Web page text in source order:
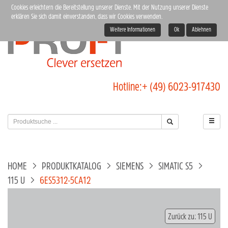
Hotline:+ (49) 6023-917430
HOME PRODUKTKATALOG SIEMENS
SIMATIC S5
115 U
6ES5312-5CA12
Zurück zu: 115 U
Cookies erleichtern die Bereitstellung unserer Dienste. Mit der Nutzung unserer Dienste
erklären Sie sich damit einverstanden, dass wir Cookies verwenden.
Weitere Informationen Ok Ablehnen